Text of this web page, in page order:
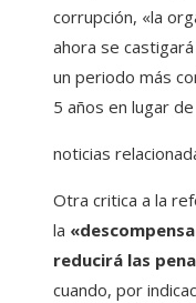
corrupción, «la
ahora se
un periodo más
5 años en lugar
noticias
Otra critica a la
la
reducirá las
cuando, por